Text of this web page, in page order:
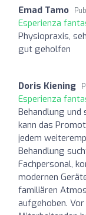
Emad Tamo
Esperienza
Physiopraxis,
gut geholfen
Doris Kiening
Esperienza
Behandlung
kann das
jedem
Behandlung
Fachpersonal,
modernen
familiären
aufgehoben.